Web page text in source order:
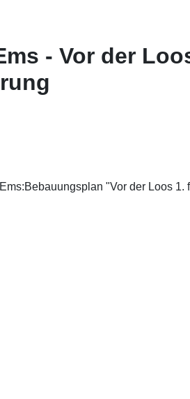
- Vor der
"Vor der Loos 1.